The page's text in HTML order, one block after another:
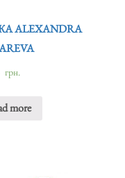
ALEXANDRA
грн.
more